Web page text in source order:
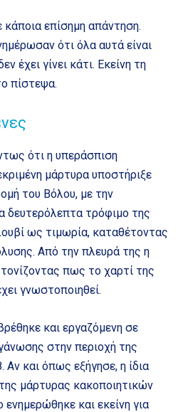
επίσημη απάντηση.
ότι όλα αυτά είναι
έχει γίνει κάτι. Εκείνη τη
πίστεψα.
ότι η υπεράσπιση
μάρτυρα υποστήριξε
του Βόλου, με την
δευτερόλεπτα τρόφιμο της
ως τιμωρία, καταθέτοντας
Από την πλευρά της η
πως το χαρτί της
γνωστοποιηθεί.
και εργαζόμενη σε
στην περιοχή της
και όπως εξήγησε, η ίδια
μάρτυρας κακοποιητικών
και εκείνη για